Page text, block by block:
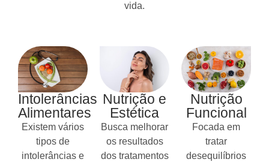
vida.
Intolerâncias
Alimentares
Existem vários
tipos de
intolerâncias e
Nutrição e
Estética
Busca melhorar
os resultados
dos tratamentos
Nutrição
Funcional
Focada em
tratar
desequilíbrios